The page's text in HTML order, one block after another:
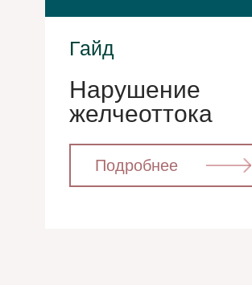
Гайд
Нарушение
желчеоттока
⁣⁣⠀⁣⁣⠀Подробнее